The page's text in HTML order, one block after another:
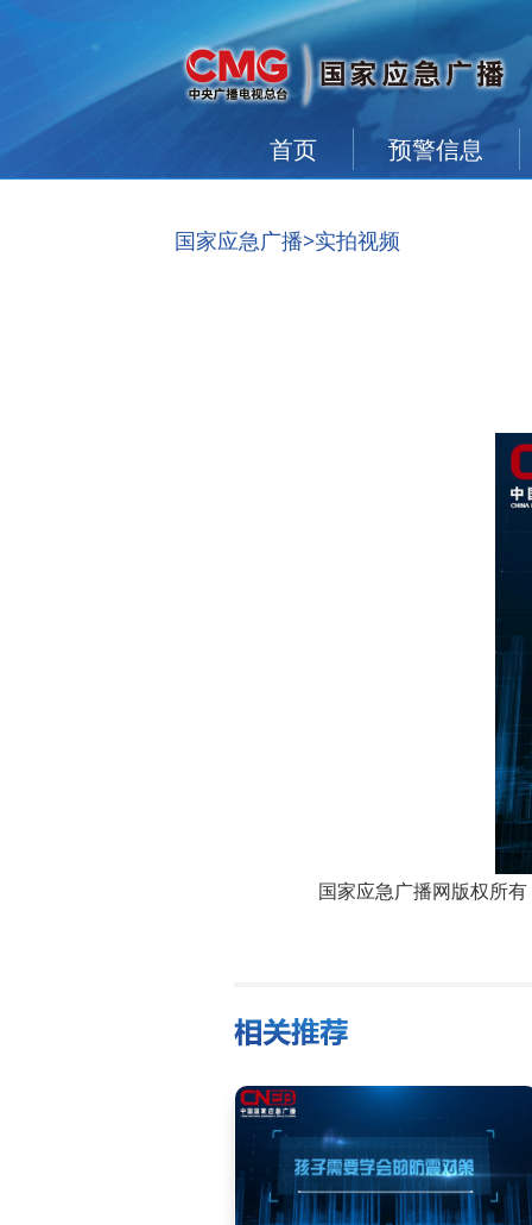
首页 预警信息
国家应急广播>实拍视频
国家应急广播网版权所